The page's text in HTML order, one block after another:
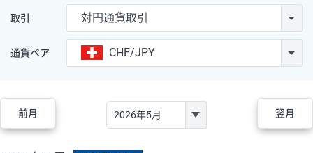
取引 対円通貨取引
通貨ペア CHF/JPY
前月 翌月